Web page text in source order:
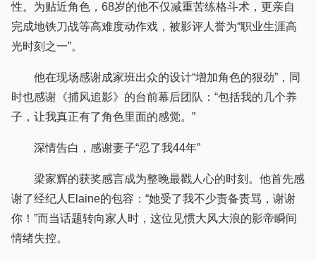
性。为贴近角色，68岁的他不仅减重苦练格斗术，更亲自
完成地铁刀战等高难度动作戏，被影评人誉为“职业生涯高
光时刻之一”。
他在现场感谢成家班出众的设计“增加角色的狠劲”，同
时也感谢《捕风追影》的台前幕后团队：“包括我的几个养
子，让我真正有了角色里面的感觉。”
深情告白，感谢妻子“忍了我44年”
梁家辉的获奖感言成为整晚最戳人心的时刻。他首先感
谢了经纪人Elaine的包容：“她受了我不少责备责骂，谢谢
你！”而当话题转向家人时，这位见惯大风大浪的影帝瞬间
情绪失控。